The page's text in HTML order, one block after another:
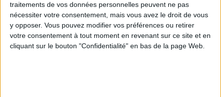
traitements de vos données personnelles peuvent ne pas
nécessiter votre consentement, mais vous avez le droit de vous
y opposer. Vous pouvez modifier vos préférences ou retirer
votre consentement à tout moment en revenant sur ce site et en
cliquant sur le bouton "Confidentialité" en bas de la page Web.
ADOPT PARFUMS RÉVOLUTIONNE LA PARFUMERIE MADE IN FRANCE À PETIT PRIX